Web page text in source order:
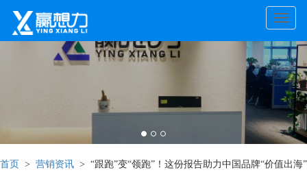
Toggle
首页 > 营销资讯 > “跟跑”变“领跑”！这份报告助力中国品牌“价值出海”